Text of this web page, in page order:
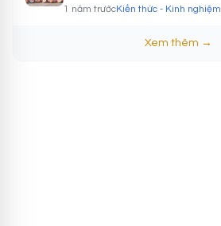
1 năm trướcKiến thức - Kinh nghiệm
Xem thêm →